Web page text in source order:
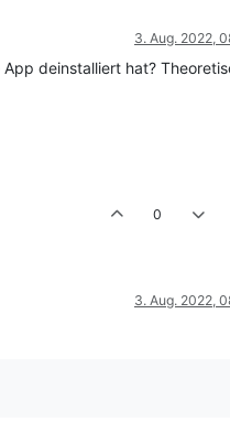
3. Aug. 2022,
deinstalliert hat?
0
3. Aug. 2022,